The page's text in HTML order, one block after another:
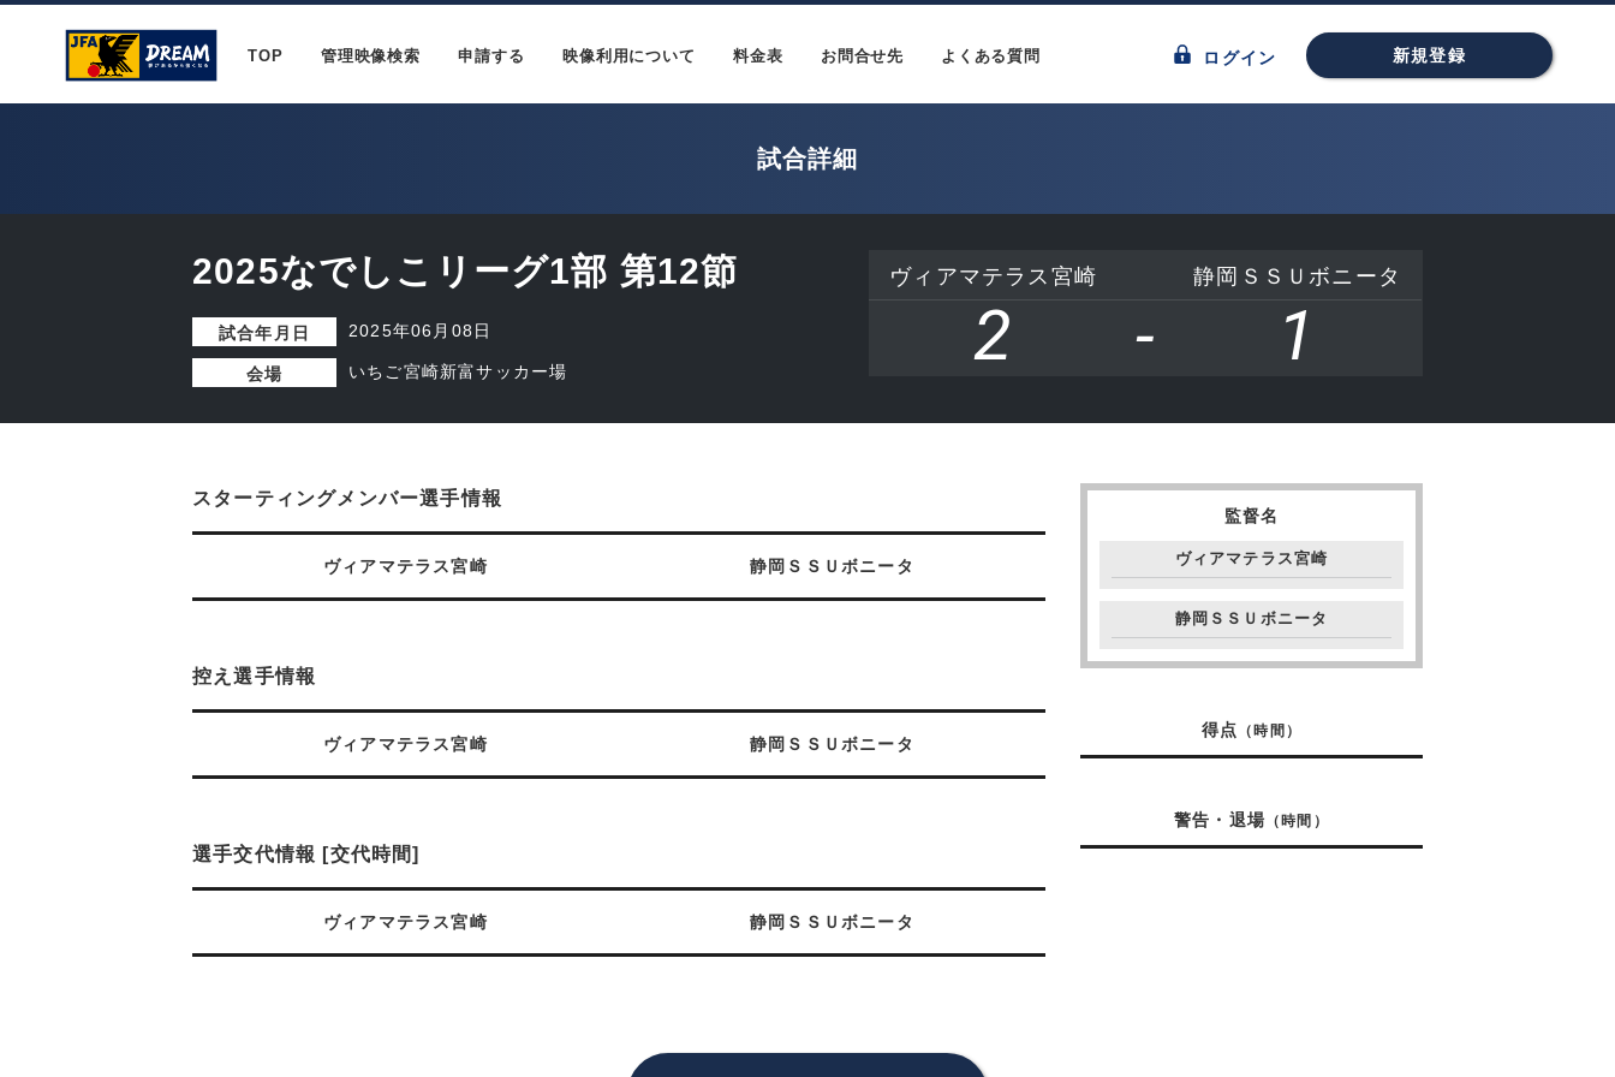
TOP 管理映像検索 申請する 映像利用について 料金表 お問合せ先 よくある質問 ログイン 新規登録
試合詳細
2025なでしこリーグ1部 第12節
試合年月日 2025年06月08日
会場 いちご宮崎新富サッカー場
ヴィアマテラス宮崎 静岡ＳＳＵボニータ
2 - 1
スターティングメンバー選手情報
ヴィアマテラス宮崎 静岡ＳＳＵボニータ
控え選手情報
ヴィアマテラス宮崎 静岡ＳＳＵボニータ
選手交代情報 [交代時間]
ヴィアマテラス宮崎 静岡ＳＳＵボニータ
監督名
ヴィアマテラス宮崎
静岡ＳＳＵボニータ
得点 （時間）
警告・退場 （時間）